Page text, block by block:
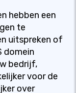
hebben een
te
uitspreken of
domein
bedrijf,
voor de
over